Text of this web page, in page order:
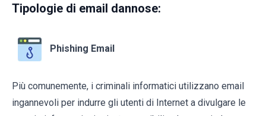
Tipologie di email dannose:
Phishing Email
Più comunemente, i criminali informatici utilizzano email
ingannevoli per indurre gli utenti di Internet a divulgare le